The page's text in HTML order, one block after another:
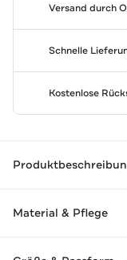
Versand durch
Schnelle
Kostenlose
Material & Pflege